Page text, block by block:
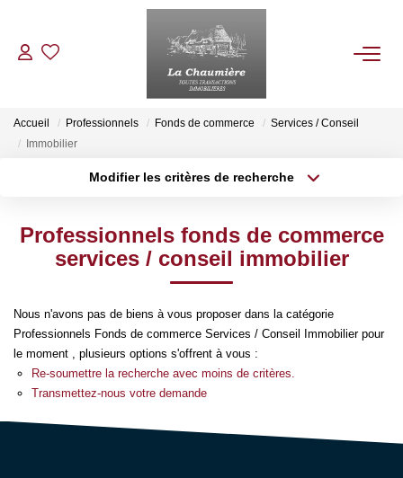
ACHETER
LOUER
ESTIMER
NOS BIENS VENDUS
NOTRE AGENCE
Qui Sommes Nous
Accueil Professionnels Fonds de commerce
Services / Conseil
Immobilier
Modifier les critères de recherche
Sélectionnez...
Type de bien
Surface min
Créer une alerte
Professionnels fonds de commerce
services / conseil immobilier
Nous n'avons pas de biens à vous proposer dans la catégorie
Professionnels Fonds de commerce Services / Conseil Immobilier pour
le moment , plusieurs options s'offrent à vous :
Re-soumettre la recherche avec moins de critères.
Transmettez-nous votre demande